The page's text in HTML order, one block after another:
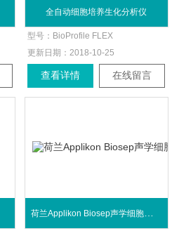
全自动细胞培养生化分析仪
型号： BioProfile FLEX
更新日期： 2018-10-25
查看详情 在线留言